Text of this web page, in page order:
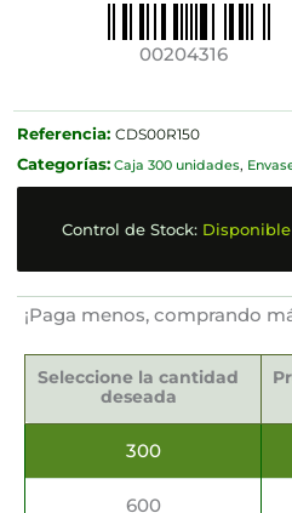
00204316
Referencia: CDS00R150
Categorías: Caja 300 unidades,
Control de Stock:
¡Paga menos, comprando
Seleccione la cantidad
deseada
300
600
Transparente